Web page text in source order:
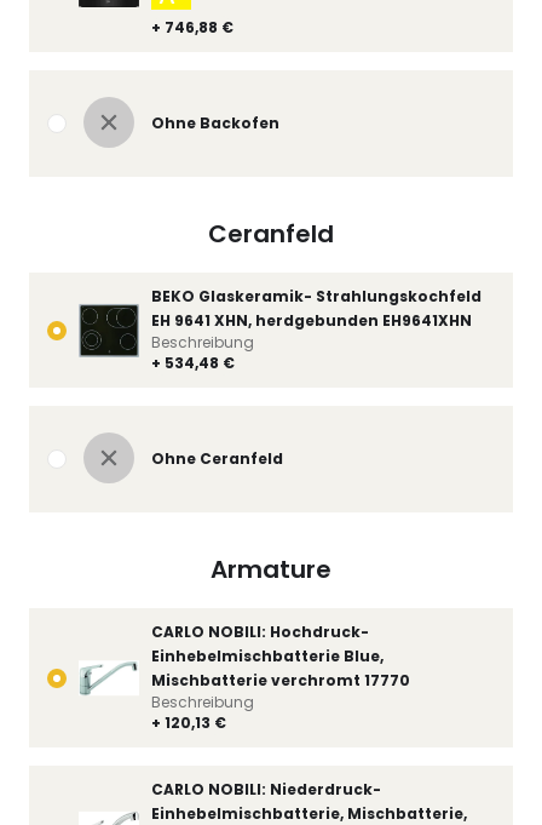
+ 746,88 €
Ohne Backofen
Ceranfeld
BEKO Glaskeramik- Strahlungskochfeld
EH 9641 XHN, herdgebunden EH9641XHN
+ 534,48 €
Beschreibung
Ohne Ceranfeld
Armature
CARLO NOBILI: Hochdruck-
Einhebelmischbatterie Blue,
Mischbatterie verchromt 17770
+ 120,13 €
Beschreibung
CARLO NOBILI: Niederdruck-
Einhebelmischbatterie, Mischbatterie,